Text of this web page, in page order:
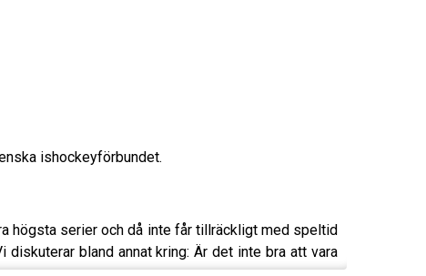
ishockeyförbundet.
högsta serier och då inte får tillräckligt med speltid
bland annat kring: Är det inte bra att vara